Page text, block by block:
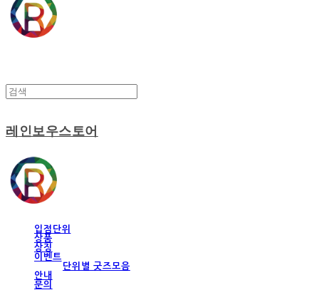
레인보우스토어
입점단위
상품
상징
이벤트
단위별 굿즈모음
안내
문의